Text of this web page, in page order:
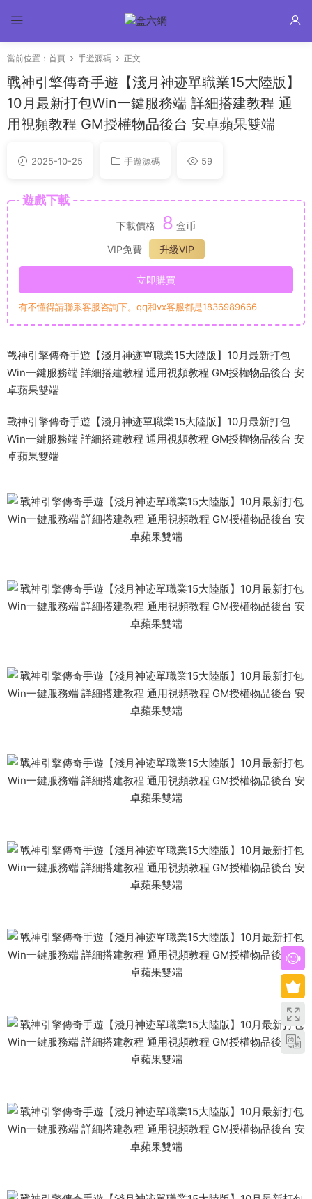
當前位置： 首頁 手遊源碼 正文
戰神引擎傳奇手遊【淺月神迹單職業15大陸版】
10月最新打包Win一鍵服務端 詳細搭建教程 通
用視頻教程 GM授權物品後台 安卓蘋果雙端
2025-10-25 手遊源碼 59
遊戲下載
下載價格 8 盒币
VIP免費
升級VIP
立即購買
有不懂得請聯系客服咨詢下。qq和vx客服都是1836989666
戰神引擎傳奇手遊【淺月神迹單職業15大陸版】10月最新打包
Win一鍵服務端 詳細搭建教程 通用視頻教程 GM授權物品後台 安
卓蘋果雙端
戰神引擎傳奇手遊【淺月神迹單職業15大陸版】10月最新打包
Win一鍵服務端 詳細搭建教程 通用視頻教程 GM授權物品後台 安
卓蘋果雙端